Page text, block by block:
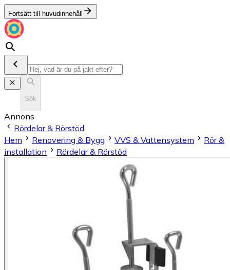
Fortsätt till huvudinnehåll
Sök
Annons
Rördelar & Rörstöd
Hem
Renovering & Bygg VVS & Vattensystem
Rör &
installation
Rördelar & Rörstöd